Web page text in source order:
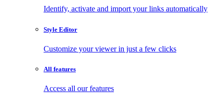
Identify, activate and import your links automatically
Style Editor
Customize your viewer in just a few clicks
All features
Access all our features